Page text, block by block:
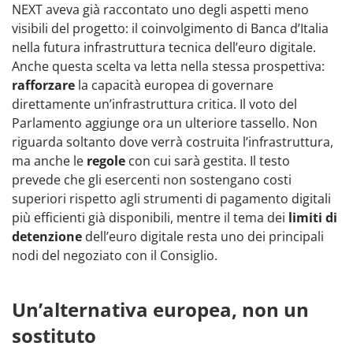
NEXT aveva già raccontato uno degli aspetti meno
visibili del progetto: il coinvolgimento di Banca d’Italia
nella futura infrastruttura tecnica dell’euro digitale.
Anche questa scelta va letta nella stessa prospettiva:
rafforzare la capacità europea di governare
direttamente un’infrastruttura critica. Il voto del
Parlamento aggiunge ora un ulteriore tassello. Non
riguarda soltanto dove verrà costruita l’infrastruttura,
ma anche le regole con cui sarà gestita. Il testo
prevede che gli esercenti non sostengano costi
superiori rispetto agli strumenti di pagamento digitali
più efficienti già disponibili, mentre il tema dei limiti di
detenzione dell’euro digitale resta uno dei principali
nodi del negoziato con il Consiglio.
Un’alternativa europea, non un
sostituto